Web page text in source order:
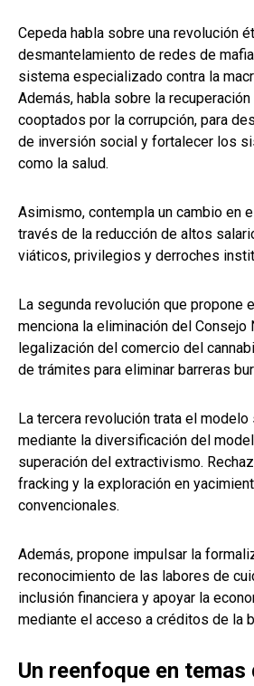
Cepeda habla sobre una revolución
desmantelamiento de redes de
sistema especializado contra la
Además, habla sobre la
cooptados por la corrupción, para
de inversión social y fortalecer los
como la salud.
Asimismo, contempla un cambio en
través de la reducción de altos
viáticos, privilegios y derroches
La segunda revolución que propone
menciona la eliminación del Consejo
legalización del comercio del
de trámites para eliminar barreras
La tercera revolución trata el
mediante la diversificación del
superación del extractivismo.
fracking y la exploración en
convencionales.
Además, propone impulsar la
reconocimiento de las labores de
inclusión financiera y apoyar la
mediante el acceso a créditos de la
Un reenfoque en temas